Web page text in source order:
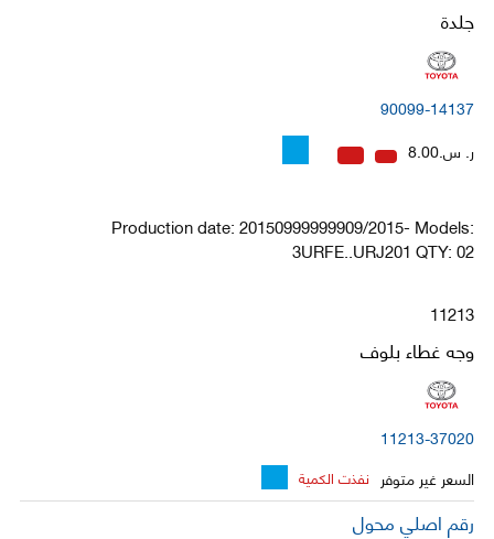
جلدة
90099-14137
ر. س.8.00
Production date: 20150999999909/2015- Models:
3URFE..URJ201 QTY: 02
11213
وجه غطاء بلوف
11213-37020
السعر غير متوفر نفذت الكمية
رقم اصلي محول